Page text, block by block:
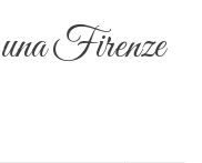
Firenze